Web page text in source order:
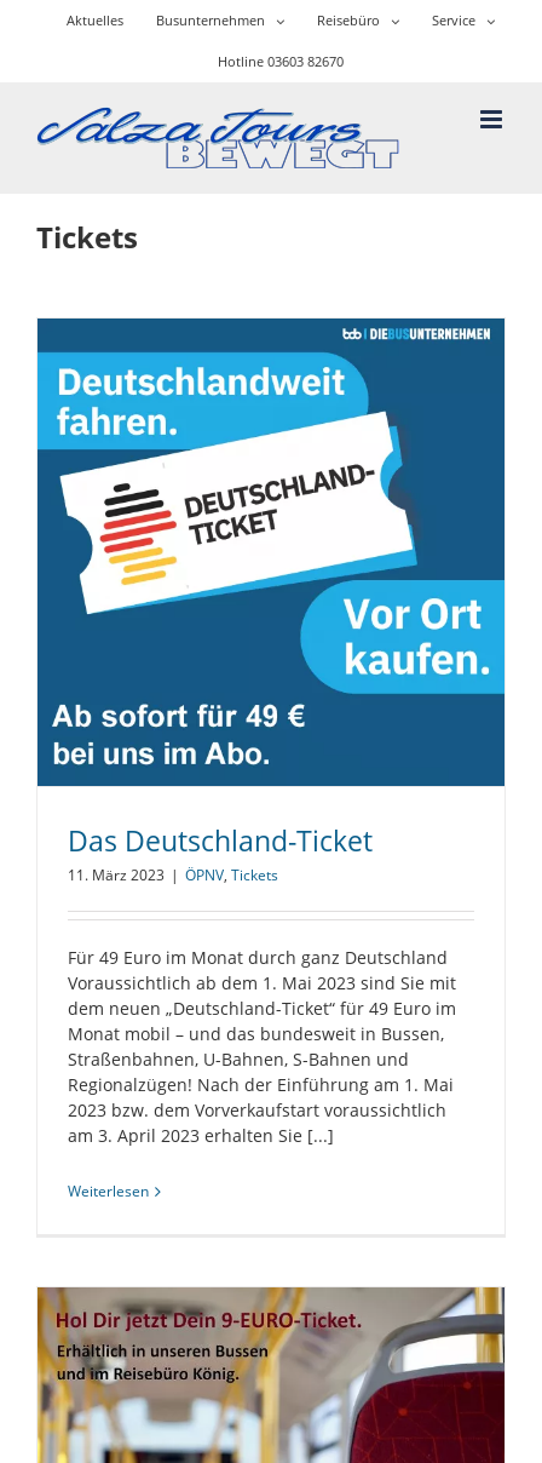
Aktuelles Busunternehmen Reisebüro Service
Hotline 03603 82670
Tickets
Das Deutschland-Ticket
11. März 2023 | ÖPNV, Tickets
Für 49 Euro im Monat durch ganz Deutschland
Voraussichtlich ab dem 1. Mai 2023 sind Sie mit
dem neuen „Deutschland-Ticket“ für 49 Euro im
Monat mobil – und das bundesweit in Bussen,
Straßenbahnen, U-Bahnen, S-Bahnen und
Regionalzügen! Nach der Einführung am 1. Mai
2023 bzw. dem Vorverkaufstart voraussichtlich
am 3. April 2023 erhalten Sie [...]
Weiterlesen